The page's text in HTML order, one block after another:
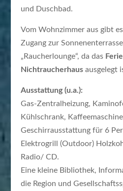
und Duschbad.
Vom Wohnzimmer aus gibt
Zugang zur
„Raucherlounge“, da das
Nichtraucherhausausgelegt
Ausstattung (u.a.):
Gas-Zentralheizung,
Kühlschrank,
Geschirrausstattung für 6
Elektrogrill (Outdoor)
Radio/ CD.
Eine kleine Bibliothek,
die Region und